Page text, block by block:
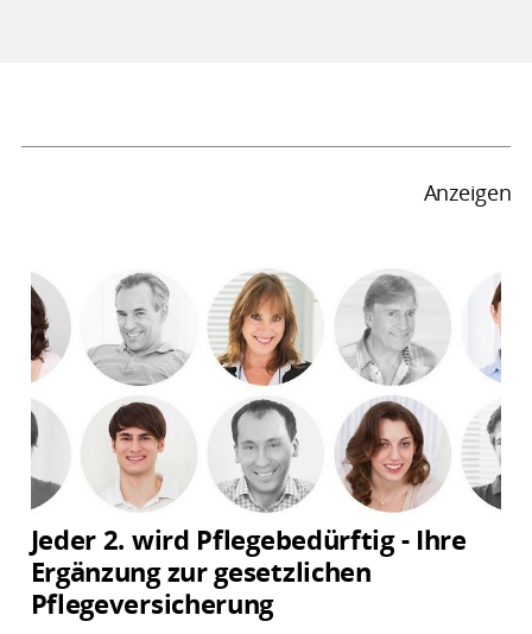
Anzeigen
Jeder 2. wird Pflegebedürftig - Ihre
Ergänzung zur gesetzlichen
Pflegeversicherung